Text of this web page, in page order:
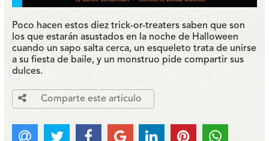
Poco hacen estos diez trick-or-treaters saben que son
los que estarán asustados en la noche de Halloween
cuando un sapo salta cerca, un esqueleto trata de unirse
a su fiesta de baile, y un monstruo pide compartir sus
dulces.
Comparte este articulo